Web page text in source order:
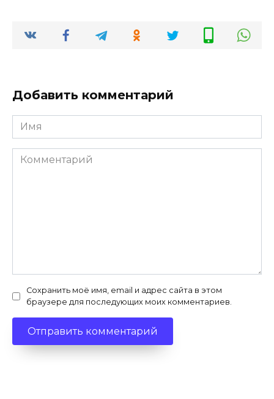
Добавить комментарий
Имя
*
Комментарий
Сохранить моё имя, email и адрес сайта в этом
браузере для последующих моих комментариев.